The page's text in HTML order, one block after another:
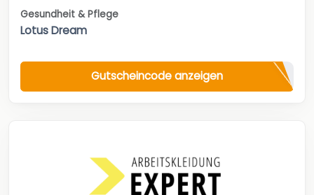
Gesundheit & Pflege
Lotus Dream
Gutscheincode anzeigen